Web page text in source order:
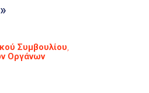
Συμβουλίου,
Οργάνων